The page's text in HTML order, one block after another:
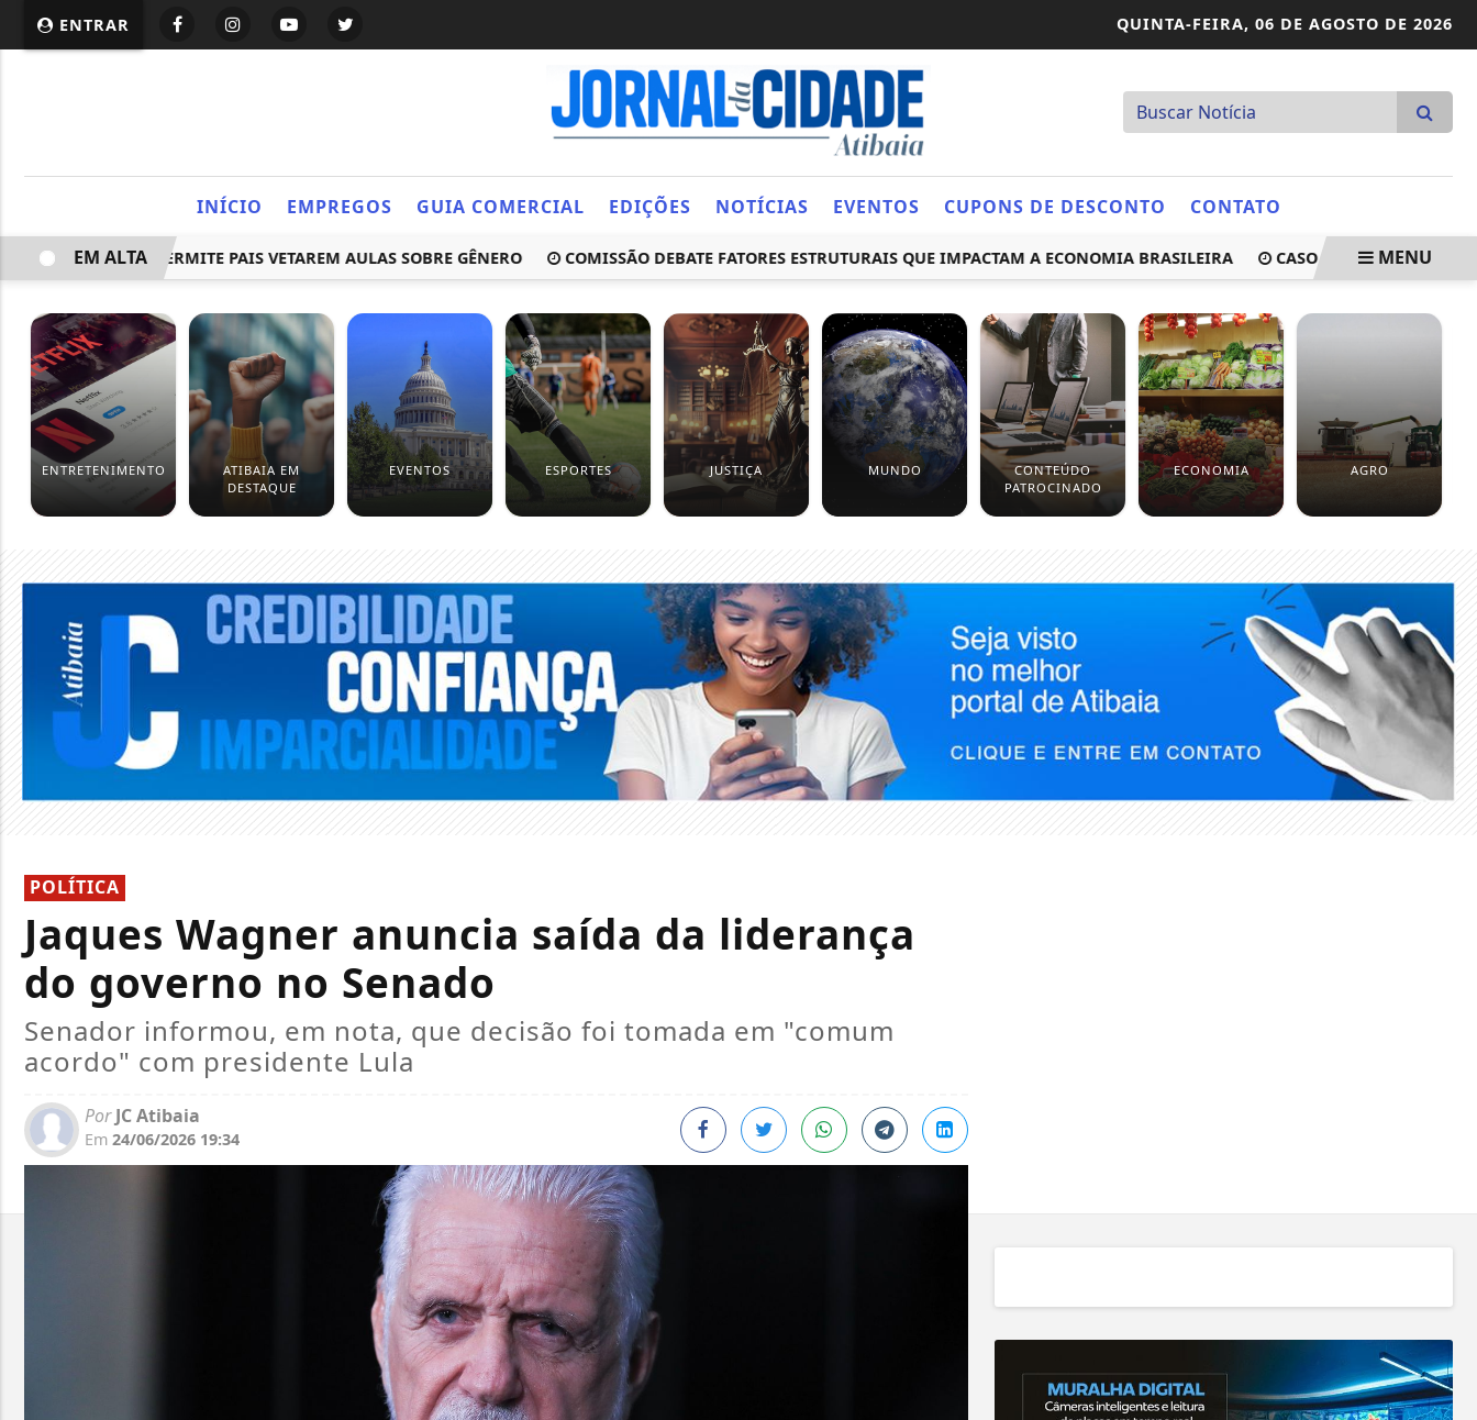
ENTRAR QUINTA-FEIRA, 06 DE AGOSTO DE 2026
INÍCIO EMPREGOS GUIA COMERCIAL EDIÇÕES NOTÍCIAS EVENTOS CUPONS DE DESCONTO CONTATO
LEI QUE PERMITE PAIS VETAREM AULAS SOBRE GÊNERO COMISSÃO DEBATE FATORES ESTRUTURAIS QUE IMPACTAM A ECONOMIA BRASILEIRA CASO HENRY BOREL:
EM ALTA MENU
ENTRETENIMENTO
ATIBAIA EM
DESTAQUE
EVENTOS ESPORTES JUSTIÇA MUNDO
CONTEÚDO
PATROCINADO
ECONOMIA AGRO
POLÍTICA
Jaques Wagner anuncia saída da liderança
do governo no Senado
Senador informou, em nota, que decisão foi tomada em "comum
acordo" com presidente Lula
PorJC Atibaia
Em 24/06/2026 19:34